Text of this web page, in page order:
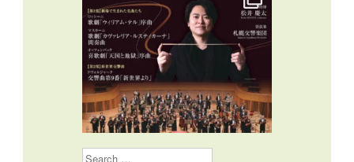
Search